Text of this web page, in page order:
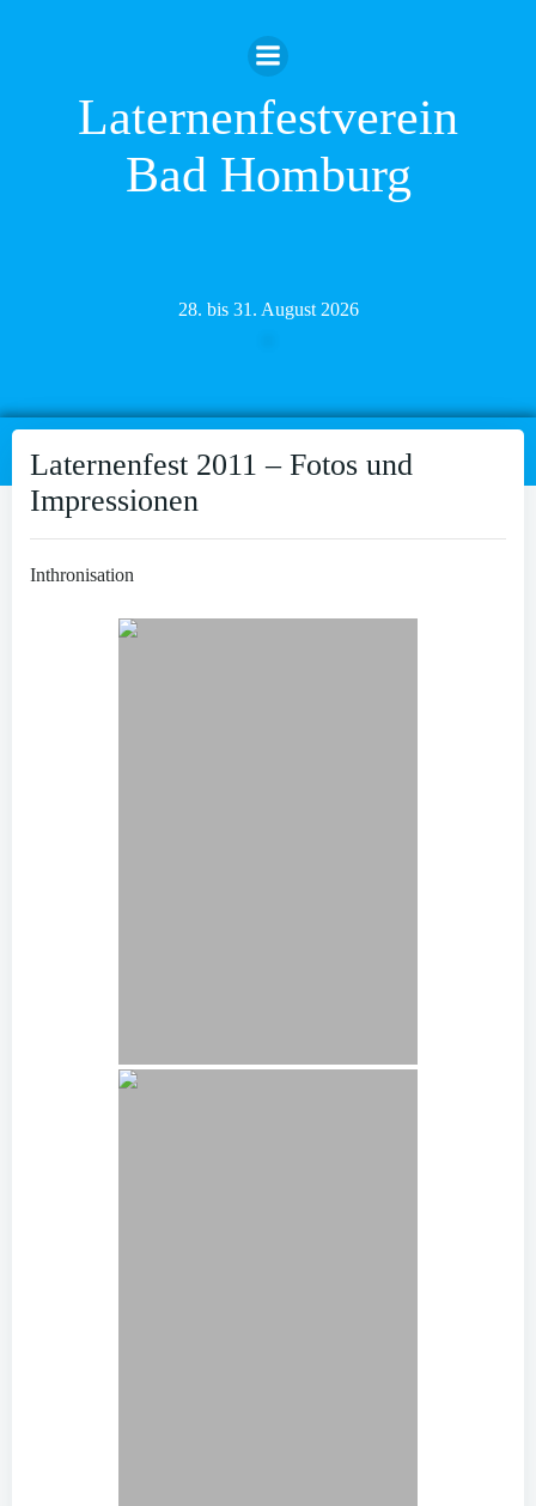
Inhalt
springen
Laternenfestverein
Bad Homburg
28. bis 31. August 2026
Laternenfest 2011 – Fotos und
Impressionen
Inthronisation